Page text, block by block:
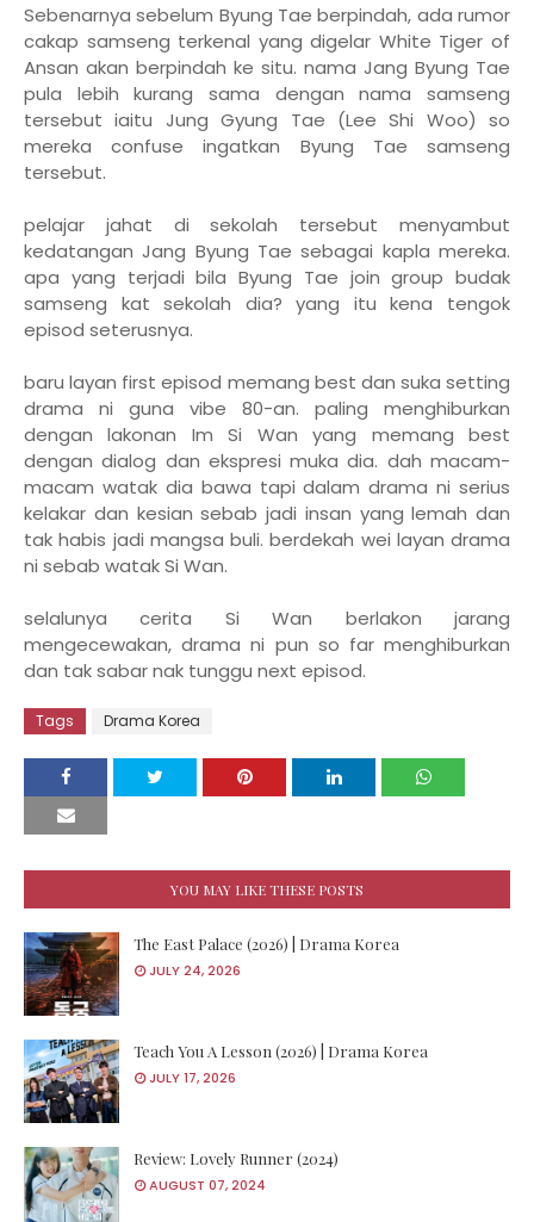
Sebenarnya sebelum Byung Tae berpindah, ada rumor
cakap samseng terkenal yang digelar White Tiger of
Ansan akan berpindah ke situ. nama Jang Byung Tae
pula lebih kurang sama dengan nama samseng
tersebut iaitu Jung Gyung Tae (Lee Shi Woo) so
mereka confuse ingatkan Byung Tae samseng
tersebut.
pelajar jahat di sekolah tersebut menyambut
kedatangan Jang Byung Tae sebagai kapla mereka.
apa yang terjadi bila Byung Tae join group budak
samseng kat sekolah dia? yang itu kena tengok
episod seterusnya.
baru layan first episod memang best dan suka setting
drama ni guna vibe 80-an. paling menghiburkan
dengan lakonan Im Si Wan yang memang best
dengan dialog dan ekspresi muka dia. dah macam-
macam watak dia bawa tapi dalam drama ni serius
kelakar dan kesian sebab jadi insan yang lemah dan
tak habis jadi mangsa buli. berdekah wei layan drama
ni sebab watak Si Wan.
selalunya cerita Si Wan berlakon jarang
mengecewakan, drama ni pun so far menghiburkan
dan tak sabar nak tunggu next episod.
Tags Drama Korea
YOU MAY LIKE THESE POSTS
The East Palace (2026) | Drama Korea
JULY 24, 2026
Teach You A Lesson (2026) | Drama Korea
JULY 17, 2026
Review: Lovely Runner (2024)
AUGUST 07, 2024